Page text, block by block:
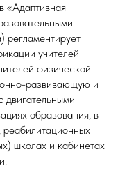
«Адаптивная
регламентирует
учителей
физической
развивающую и
двигательными
образования, в
реабилитационных
школах и кабинетах